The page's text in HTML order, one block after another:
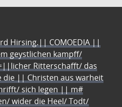
Hirsing.|| COMOEDIA ||
geystlichen kampff/
Ritterschafft/ das
die || Christen aus warheit
sich legen || m#
wider die Heel/ Todt/